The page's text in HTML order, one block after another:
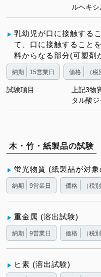
ルヘキ
乳幼児が口に接触する
て、口に接触すること
料からなる部分(可塑剤
納期 15営業日 価格 （
試験項目
上記3物
タル酸
木・竹・紙製品の試験
蛍光物質 (紙製品が対
納期 9営業日 価格 （税
重金属 (溶出試験)
納期 9営業日 価格 （税
ヒ素 (溶出試験)